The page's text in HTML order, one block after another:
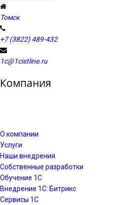
Томск
+7 (3822) 489-432
1c@1cistline.ru
Компания
О компании
Услуги
Наши внедрения
Собственные разработки
Обучение 1С
Внедрение 1С: Битрикс
Сервисы 1С